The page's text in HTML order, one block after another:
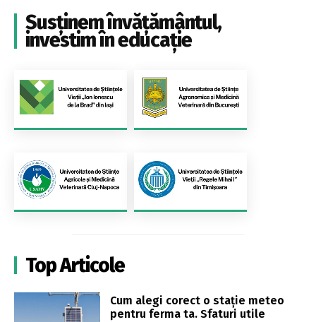
Susținem învățământul,
investim în educație
Top Articole
Cum alegi corect o stație meteo
pentru ferma ta. Sfaturi utile